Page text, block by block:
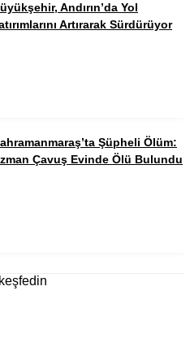
Andırın’da Yol
Artırarak Sürdürüyor
Şüpheli Ölüm:
Çavuş Evinde Ölü Bulundu